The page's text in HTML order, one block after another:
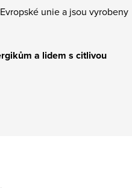
unie a jsou vyrobeny
a lidem s citlivou